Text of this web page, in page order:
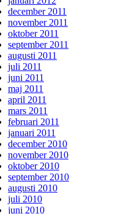
december 2011
november 2011
oktober 2011
september 2011
augusti 2011
juli 2011
juni 2011
maj 2011
april 2011
mars 2011
februari 2011
januari 2011
december 2010
november 2010
oktober 2010
september 2010
augusti 2010
juli 2010
juni 2010